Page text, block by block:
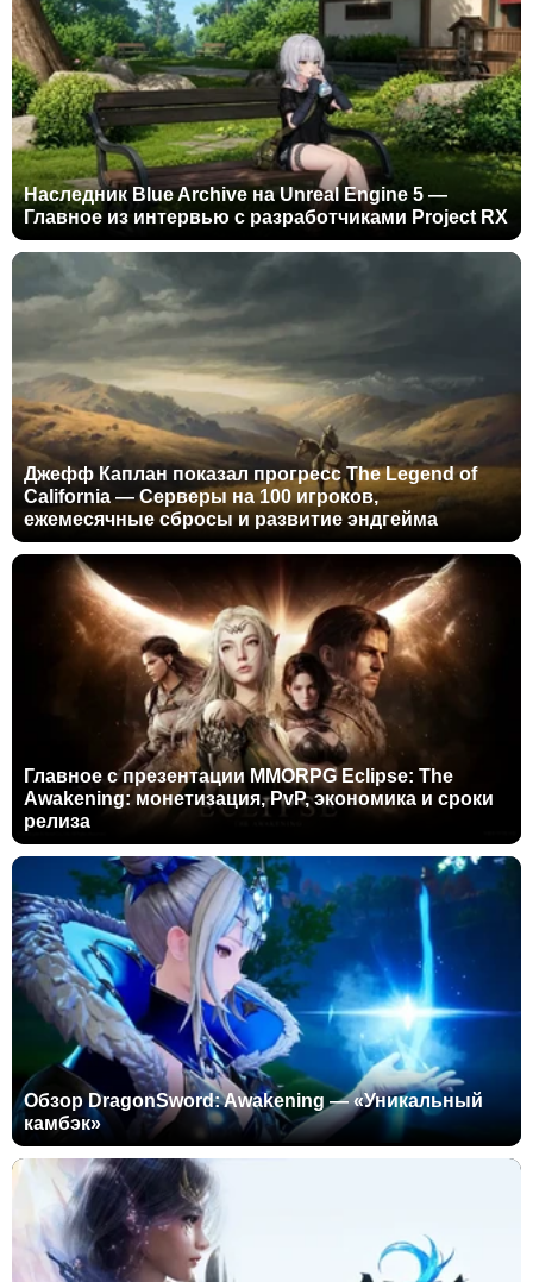
Наследник Blue Archive на Unreal Engine 5 —
Главное из интервью с разработчиками Project RX
Джефф Каплан показал прогресс The Legend of
California — Серверы на 100 игроков,
ежемесячные сбросы и развитие эндгейма
Главное с презентации MMORPG Eclipse: The
Awakening: монетизация, PvP, экономика и сроки
релиза
Обзор DragonSword: Awakening — «Уникальный
камбэк»